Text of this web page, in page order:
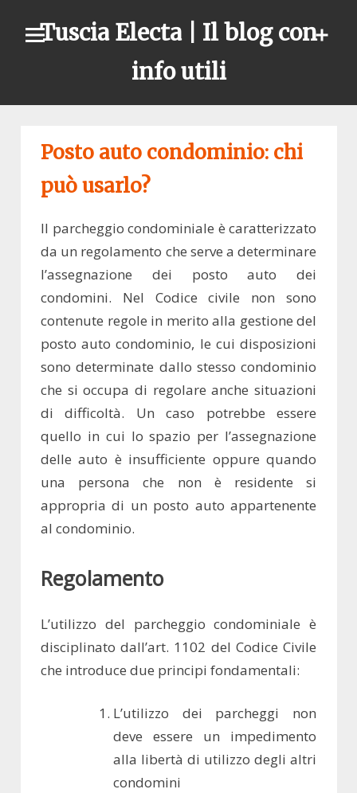
Tuscia Electa | Il blog con
info utili
Posto auto condominio: chi
può usarlo?
Il parcheggio condominiale è caratterizzato
da un regolamento che serve a determinare
l’assegnazione dei posto auto dei
condomini. Nel Codice civile non sono
contenute regole in merito alla gestione del
posto auto condominio, le cui disposizioni
sono determinate dallo stesso condominio
che si occupa di regolare anche situazioni
di difficoltà. Un caso potrebbe essere
quello in cui lo spazio per l’assegnazione
delle auto è insufficiente oppure quando
una persona che non è residente si
appropria di un posto auto appartenente
al condominio.
Regolamento
L’utilizzo del parcheggio condominiale è
disciplinato dall’art. 1102 del Codice Civile
che introduce due principi fondamentali:
L’utilizzo dei parcheggi non
deve essere un impedimento
alla libertà di utilizzo degli altri
condomini